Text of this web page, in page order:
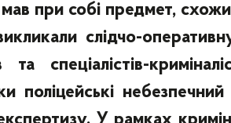
при собі предмет,
слідчо-
та спеціалістів-
поліцейські